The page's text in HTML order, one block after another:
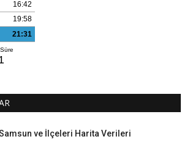
ve İlçeleri Harita Verileri